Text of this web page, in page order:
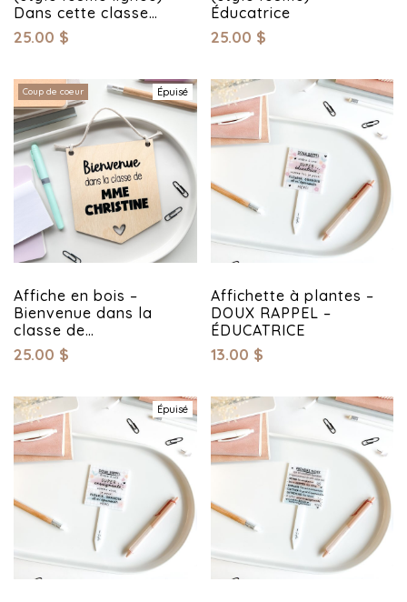
Dans cette classe…
25.00 $
Éducatrice
25.00 $
Coup de coeur Épuisé
Affiche en bois –
Bienvenue dans la
classe de…
25.00 $
Affichette à plantes –
DOUX RAPPEL –
ÉDUCATRICE
13.00 $
Épuisé